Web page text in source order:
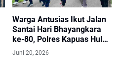
Warga Antusias Ikut Jalan
Santai Hari Bhayangkara
ke-80, Polres Kapuas Hulu
Siapkan Hadiah Motor
Juni 20, 2026